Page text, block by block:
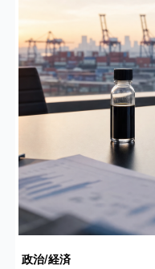
政治/経済